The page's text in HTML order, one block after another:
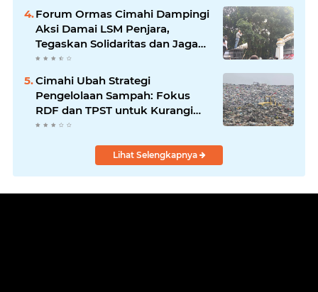
Forum Ormas Cimahi Dampingi
Aksi Damai LSM Penjara,
Tegaskan Solidaritas dan Jaga
Kondusivitas
Cimahi Ubah Strategi
Pengelolaan Sampah: Fokus
RDF dan TPST untuk Kurangi
Ketergantungan TPA
Lihat Selengkapnya